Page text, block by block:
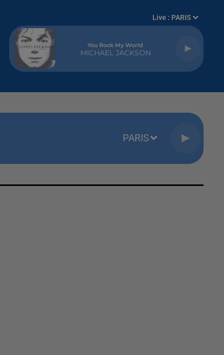
Live : PARIS
You Rock My World
MICHAEL JACKSON
PARIS